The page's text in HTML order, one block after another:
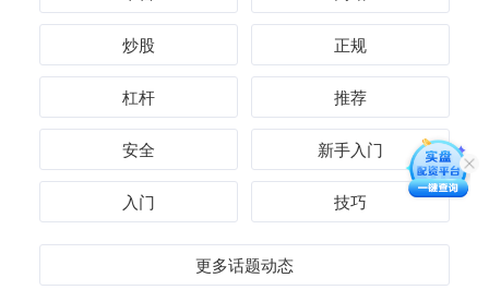
炒股 正规
杠杆 推荐
安全 新手入门
入门 技巧
更多话题动态